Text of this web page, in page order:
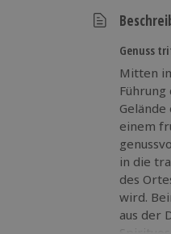
Genuss
Mitten
einem
in die
des
wird.
aus der